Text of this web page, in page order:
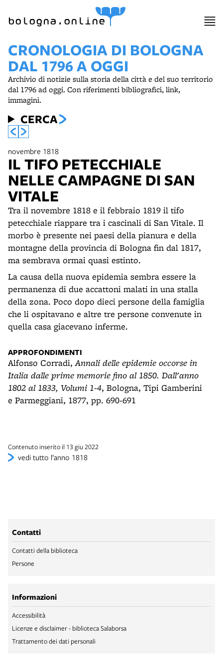
bologna.online
CRONOLOGIA DI BOLOGNA
DAL 1796 A OGGI
Archivio di notizie sulla storia della città e del suo territorio
dal 1796 ad oggi. Con riferimenti bibliografici, link,
immagini.
CERCA
novembre 1818
IL TIFO PETECCHIALE
NELLE CAMPAGNE DI SAN
VITALE
Tra il novembre 1818 e il febbraio 1819 il tifo
petecchiale riappare tra i cascinali di San Vitale. Il
morbo è presente nei paesi della pianura e della
montagne della provincia di Bologna fin dal 1817,
ma sembrava ormai quasi estinto.
La causa della nuova epidemia sembra essere la
permanenza di due accattoni malati in una stalla
della zona. Poco dopo dieci persone della famiglia
che li ospitavano e altre tre persone convenute in
quella casa giacevano inferme.
APPROFONDIMENTI
Alfonso Corradi,Annali delle epidemie occorse in
Italia dalle prime memorie fino al 1850. Dall'anno
1802 al 1833, Volumi 1-4, Bologna, Tipi Gamberini
e Parmeggiani, 1877, pp. 690-691
Contenuto inserito il 13 giu 2022
vedi tutto l’anno 1818
Contatti
Contatti della biblioteca
Persone
Informazioni
Accessibilità
Licenze e disclaimer - biblioteca Salaborsa
Trattamento dei dati personali